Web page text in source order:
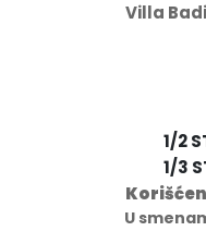
Villa
1/2
1/3
U